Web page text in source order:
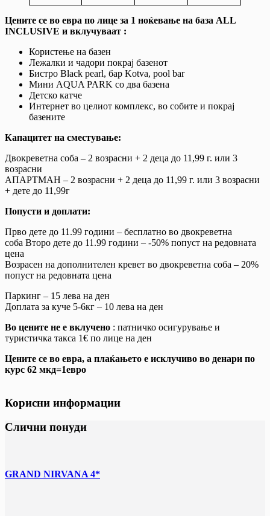
Цените се во евра по лице за 1 ноќевање на база ALL
INCLUSIVE и вклучуваат :
Користење на базен
Лежалки и чадори покрај базенот
Бистро Black pearl, бар Kotva, pool bar
Мини AQUA PARK со два базена
Детско катче
Интернет во целиот комплекс, во собите и покрај
базените
Капацитет на сместување:
Двокреветна соба – 2 возрасни + 2 деца до 11,99 г. или 3
возрасни
АПАРТМАН – 2 возрасни + 2 деца до 11,99 г. или 3 возрасни
+ дете до 11,99г
Попусти и доплати:
Прво дете до 11.99 години – бесплатно во двокреветна
соба Второ дете до 11.99 години – -50% попуст на редовната
цена
Возрасен на дополнителен кревет во двокреветна соба – 20%
попуст на редовната цена
Паркинг – 15 лева на ден
Доплата за куче 5-6кг – 10 лева на ден
Во цените не е вклучено : патничко осигурување и
туристичка тaкса 1€ по лице на ден
Цените се во евра, а плаќањето е исклучиво во денари по
курс 62 мкд=1евро
Корисни информации
Слични понуди
GRAND NIRVANA 4*